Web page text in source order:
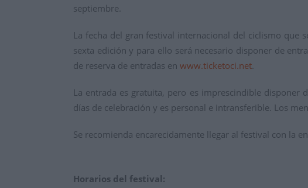
septiembre.
La fecha del gran festival internacional del ciclismo que
sexta edición y para ello será necesario disponer de
de reserva de entradas en www.ticketoci.net.
La entrada es gratuita, pero es imprescindible disponer
días de celebración y es personal e intransferible. Los
Se recomienda encarecidamente llegar al festival con la
Horarios del festival: